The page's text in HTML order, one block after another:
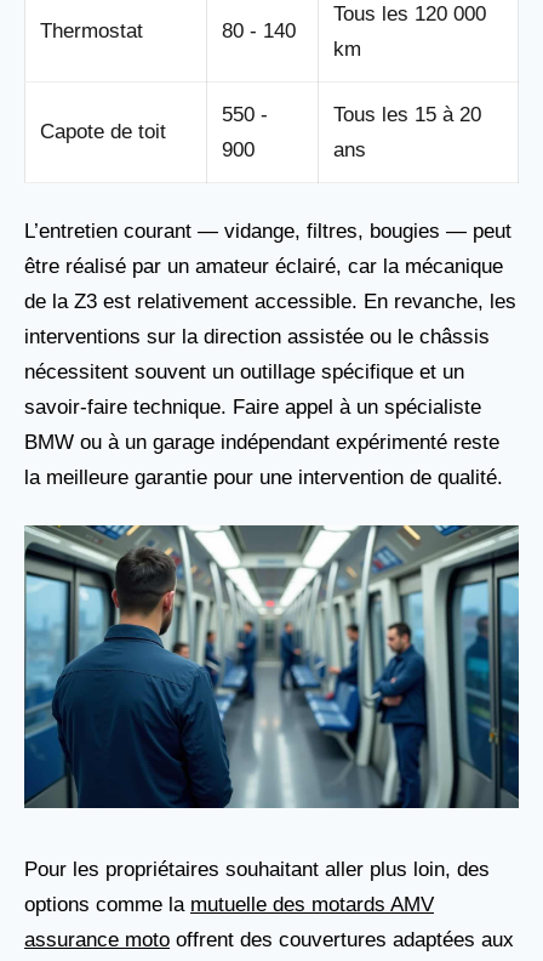
Thermostat 80 - 140
Tous les 120 000
km
Capote de toit
550 -
900
Tous les 15 à 20
ans
L’entretien courant — vidange, filtres, bougies — peut
être réalisé par un amateur éclairé, car la mécanique
de la Z3 est relativement accessible. En revanche, les
interventions sur la direction assistée ou le châssis
nécessitent souvent un outillage spécifique et un
savoir-faire technique. Faire appel à un spécialiste
BMW ou à un garage indépendant expérimenté reste
la meilleure garantie pour une intervention de qualité.
Pour les propriétaires souhaitant aller plus loin, des
options comme la mutuelle des motards AMV
assurance moto offrent des couvertures adaptées aux